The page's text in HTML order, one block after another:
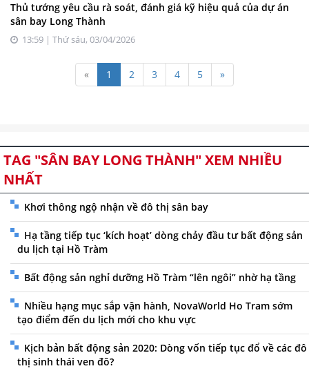
Thủ tướng yêu cầu rà soát, đánh giá kỹ hiệu quả của dự án
sân bay Long Thành
13:59 | Thứ sáu, 03/04/2026
« 1 2 3 4 5 »
TAG "SÂN BAY LONG THÀNH" XEM NHIỀU
NHẤT
Khơi thông ngộ nhận về đô thị sân bay
Hạ tầng tiếp tục ‘kích hoạt’ dòng chảy đầu tư bất động sản
du lịch tại Hồ Tràm
Bất động sản nghỉ dưỡng Hồ Tràm “lên ngôi” nhờ hạ tầng
Nhiều hạng mục sắp vận hành, NovaWorld Ho Tram sớm
tạo điểm đến du lịch mới cho khu vực
Kịch bản bất động sản 2020: Dòng vốn tiếp tục đổ về các đô
thị sinh thái ven đô?